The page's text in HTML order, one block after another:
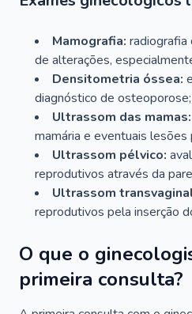
Mamografia: radiografia
de alterações,
Densitometria óssea:
diagnóstico de osteoporose;
Ultrassom das mamas:
mamária e eventuais
Ultrassom pélvico:
reprodutivos através da
Ultrassom
reprodutivos pela inserção
O que o
primeira consulta?